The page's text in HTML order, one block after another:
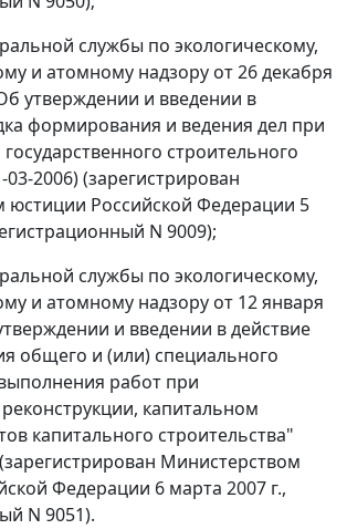
службы по экологическому,
и атомному надзору от 26 декабря
утверждении и введении в
формирования и ведения дел при
строительного
2006) (зарегистрирован
юстиции Российской Федерации 5
N 9009);
службы по экологическому,
и атомному надзору от 12 января
и введении в действие
общего и (или) специального
работ при
капитальном
капитального строительства"
Министерством
Федерации 6 марта 2007 г.,
N 9051).